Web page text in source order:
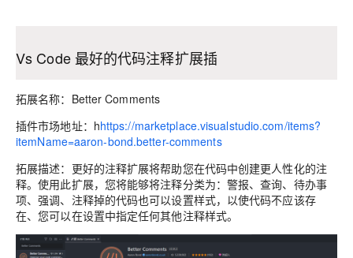
Vs Code 最好的代码注释扩展插
拓展名称：Better Comments
插件市场地址：hhttps://marketplace.visualstudio.com/items?
itemName=aaron-bond.better-comments
拓展描述：更好的注释扩展将帮助您在代码中创建更人性化的注
释。使用此扩展，您将能够将注释分类为：警报、查询、待办事
项、强调、注释掉的代码也可以设置样式，以使代码不应该存
在、您可以在设置中指定任何其他注释样式。